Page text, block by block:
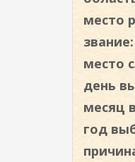
место
звание:
место
день
месяц
год